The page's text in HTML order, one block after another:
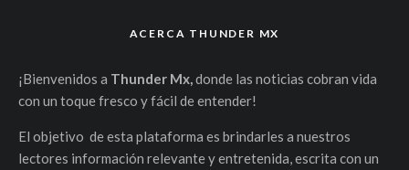
ACERCA THUNDER MX
¡Bienvenidos a Thunder Mx, donde las noticias cobran vida
con un toque fresco y fácil de entender!
El objetivo de esta plataforma es brindarles a nuestros
lectores información relevante y entretenida, escrita con un